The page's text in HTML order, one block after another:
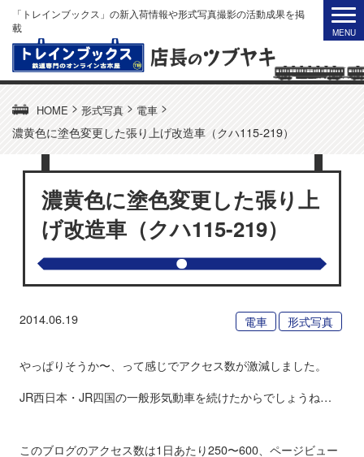
「トレインブックス」の新入荷情報や形式写真撮影の活動成果を掲
載
HOME > 形式写真 > 電車 >
濃黄色に塗色変更した張り上げ改造車（クハ115-219）
濃黄色に塗色変更した張り上
げ改造車（クハ115-219）
2014.06.19 電車 形式写真
やっぱりそうか〜、って感じでアクセス数が激減しました。
JR西日本・JR四国の一般形気動車を続けたからでしょうね…
このブログのアクセス数は1日あたり250〜600、ページビュー